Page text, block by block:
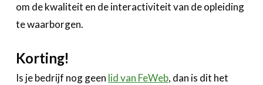
om de kwaliteit en de interactiviteit van de opleiding
te waarborgen.
Korting!
Is je bedrijf nog geen lid van FeWeb, dan is dit het